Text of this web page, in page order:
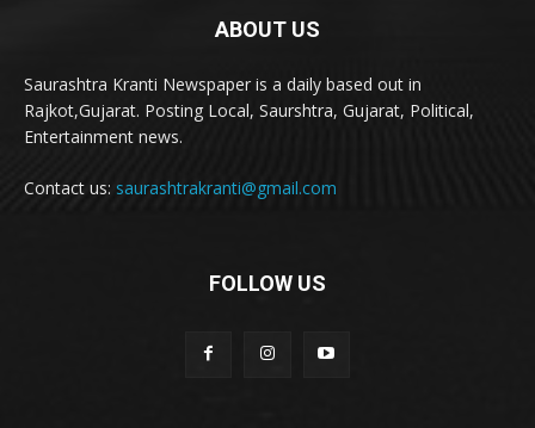
ABOUT US
Saurashtra Kranti Newspaper is a daily based out in
Rajkot,Gujarat. Posting Local, Saurshtra, Gujarat, Political,
Entertainment news.
Contact us: saurashtrakranti@gmail.com
FOLLOW US